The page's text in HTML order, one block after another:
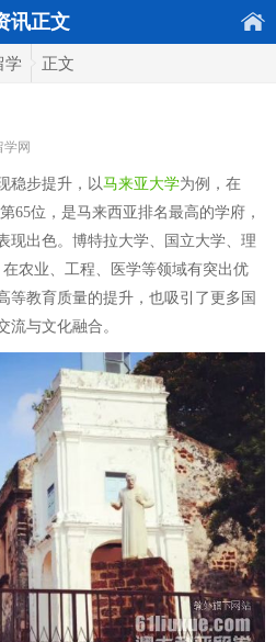
讯正文
学 正文
学网
稳步提升，以马来亚大学为例，在
65位，是马来西亚排名最高的学府，
现出色。博特拉大学、国立大学、理
农业、工程、医学等领域有突出优
等教育质量的提升，也吸引了更多国
流与文化融合。